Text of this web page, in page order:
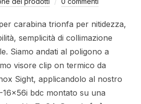
carabina trionfa per nitidezza,
semplicità di collimazione
Siamo andati al poligono a
visore clip on termico da
Sight, applicandolo al nostro
16x56i bdc montato su una